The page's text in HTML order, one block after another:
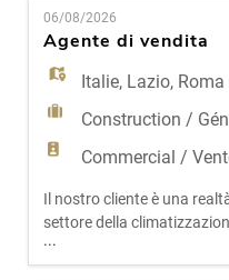
Emplois
Déposez
votre
CV
Connexion
Langue
06/08/2026
Agente di vendita
Italie, Lazio, Roma
Construction /
Commercial /
Il nostro cliente è una
settore della
impiantistica civile e
Presente da oltre
...